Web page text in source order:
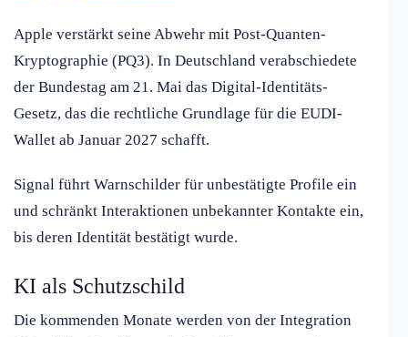
Apple verstärkt seine Abwehr mit Post-Quanten-
Kryptographie (PQ3). In Deutschland verabschiedete
der Bundestag am 21. Mai das Digital-Identitäts-
Gesetz, das die rechtliche Grundlage für die EUDI-
Wallet ab Januar 2027 schafft.
Signal führt Warnschilder für unbestätigte Profile ein
und schränkt Interaktionen unbekannter Kontakte ein,
bis deren Identität bestätigt wurde.
KI als Schutzschild
Die kommenden Monate werden von der Integration